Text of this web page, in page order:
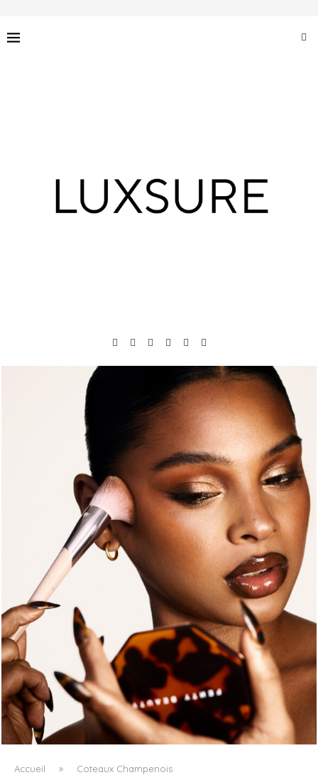
FENTY BEAUTY EXPLORE LA TEXTURE COMME LANGAGE
AVEC LE SUN STALK’R SOUFFLÉ...
Accueil » Coteaux Champenois